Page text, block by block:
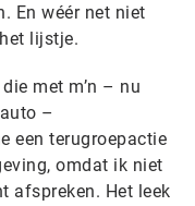
En wéér net niet
lijstje.
met m’n – nu
–
een terugroepactie
omdat ik niet
afspreken. Het leek